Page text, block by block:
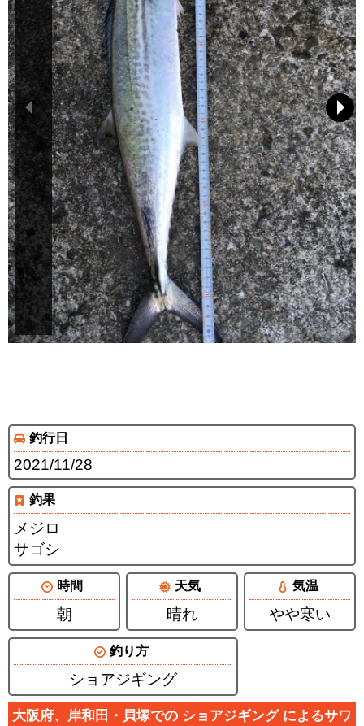
釣行日
2021/11/28
釣果
メジロ
サゴシ
時間
朝
天気
晴れ
気温
やや寒い
釣り方
ショアジギング
大阪府、岸和田・貝塚での ショアジギング によるサワ